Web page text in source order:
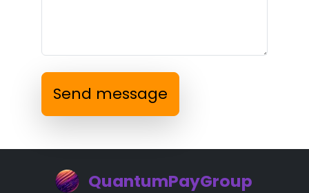
Send message
QuantumPayGroup